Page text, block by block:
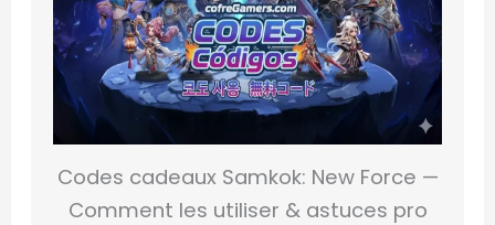
Codes cadeaux Samkok: New Force —
Comment les utiliser & astuces pro